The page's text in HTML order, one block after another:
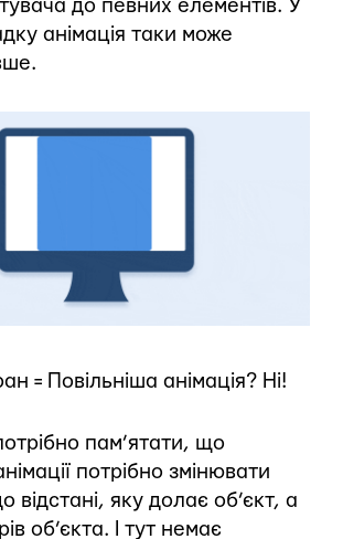
до певних елементів. У
анімація таки може
= Повільніша анімація? Ні!
пам’ятати, що
потрібно змінювати
відстані, яку долає об’єкт, а
об’єкта. І тут немає